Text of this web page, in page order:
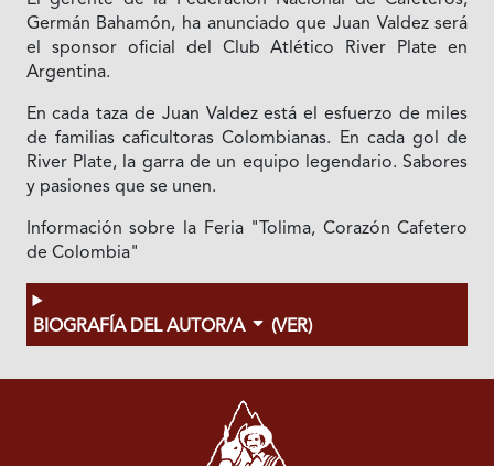
Germán Bahamón, ha anunciado que Juan Valdez será
el sponsor oficial del Club Atlético River Plate en
Argentina.
En cada taza de Juan Valdez está el esfuerzo de miles
de familias caficultoras Colombianas. En cada gol de
River Plate, la garra de un equipo legendario. Sabores
y pasiones que se unen.
Información sobre la Feria "Tolima, Corazón Cafetero
de Colombia"
BIOGRAFÍA DEL AUTOR/A (VER)